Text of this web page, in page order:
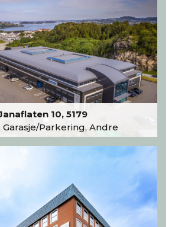
10, 5179
Garasje/Parkering, Andre